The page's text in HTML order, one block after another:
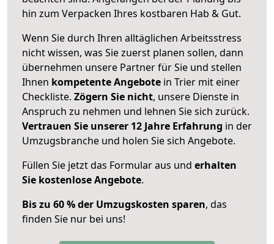
hin zum Verpacken Ihres kostbaren Hab & Gut.
Wenn Sie durch Ihren alltäglichen Arbeitsstress
nicht wissen, was Sie zuerst planen sollen, dann
übernehmen unsere Partner für Sie und stellen
Ihnen kompetente Angebote in Trier mit einer
Checkliste. Zögern Sie nicht, unsere Dienste in
Anspruch zu nehmen und lehnen Sie sich zurück.
Vertrauen Sie unserer 12 Jahre Erfahrung in der
Umzugsbranche und holen Sie sich Angebote.
Füllen Sie jetzt das Formular aus und erhalten
Sie kostenlose Angebote.
Bis zu 60 % der Umzugskosten sparen, das
finden Sie nur bei uns!